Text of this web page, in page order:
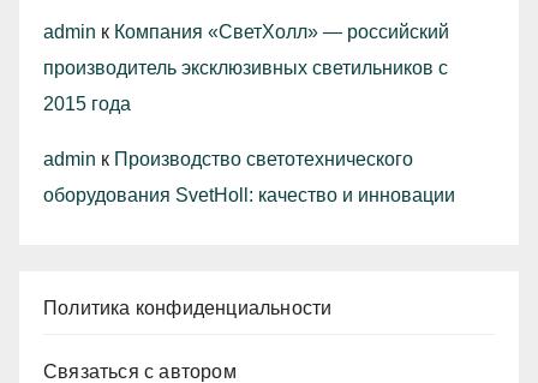
admin к Компания «СветХолл» — российский
производитель эксклюзивных светильников с
2015 года
admin к Производство светотехнического
оборудования SvetHoll: качество и инновации
Политика конфиденциальности
Связаться с автором